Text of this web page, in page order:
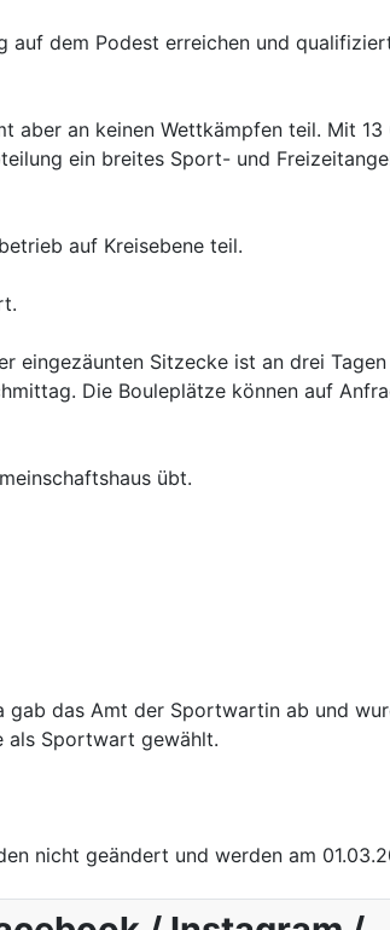
dem Podest erreichen und
an keinen Wettkämpfen teil. Mit
ein breites Sport- und
auf Kreisebene teil.
eingezäunten Sitzecke ist an drei
Die Bouleplätze können auf
übt.
gab das Amt der Sportwartin ab und
als Sportwart gewählt.
nicht geändert und werden am